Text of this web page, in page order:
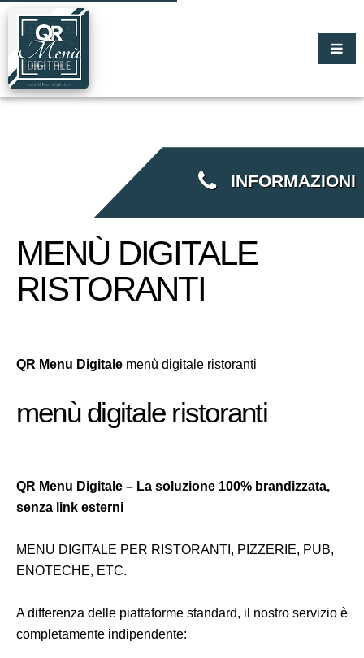
INFORMAZIONI
MENÙ DIGITALE
RISTORANTI
QR Menu Digitale menù digitale ristoranti
menù digitale ristoranti
QR Menu Digitale – La soluzione 100% brandizzata,
senza link esterni
MENU DIGITALE PER RISTORANTI, PIZZERIE, PUB,
ENOTECHE, ETC.
A differenza delle piattaforme standard, il nostro servizio è
completamente indipendente: